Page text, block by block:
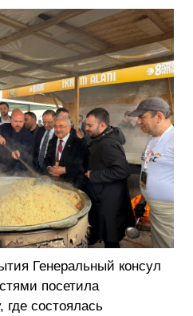
Генеральный консул
посетила
где состоялась